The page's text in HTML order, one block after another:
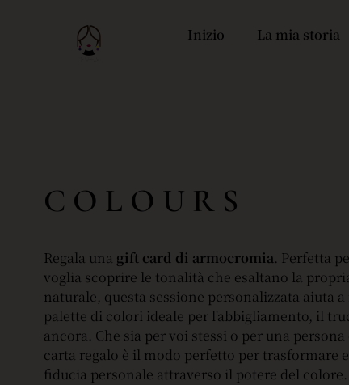
Inizio La mia storia
C O L O U R S
Regala una gift card di armocromia. Perfetta
voglia scoprire le tonalità che esaltano la
naturale, questa sessione personalizzata aiuta
palette di colori ideale per l'abbigliamento, il
ancora. Che sia per voi stessi o per una persona
carta regalo è il modo perfetto per trasformare
fiducia personale attraverso il potere del colore.